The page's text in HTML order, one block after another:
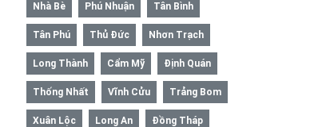
Nhà Bè Phú Nhuận Tân Bình
Tân Phú Thủ Đức Nhơn Trạch
Long Thành Cẩm Mỹ Định Quán
Thống Nhất Vĩnh Cửu Trảng Bom
Xuân Lộc Long An Đồng Tháp